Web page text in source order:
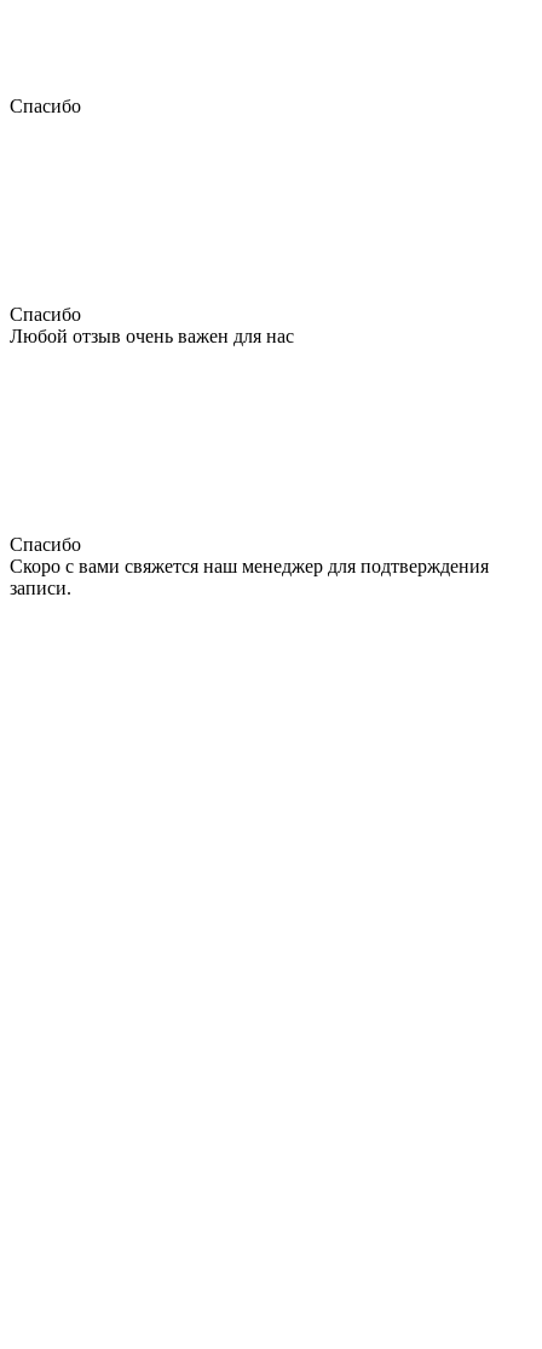
Спасибо
Спасибо
Любой отзыв очень важен для нас
Спасибо
Скоро с вами свяжется наш менеджер для подтверждения
записи.